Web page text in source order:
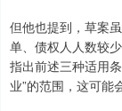
但他也提到，草案
单、债权人人数较
指出前述三种适用
业”的范围，这可能